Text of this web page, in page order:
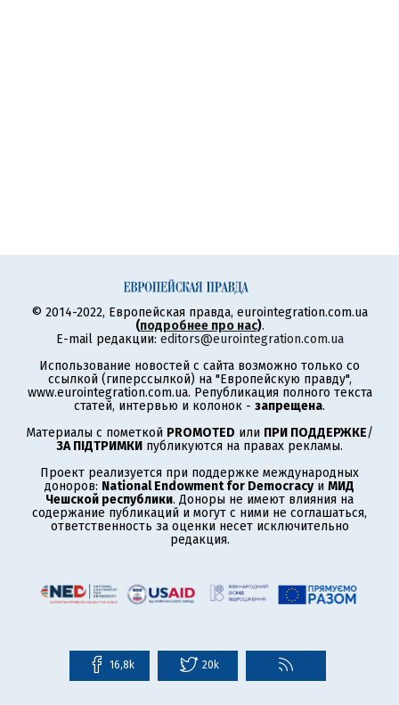
© 2014-2022, Европейская правда, eurointegration.com.ua
(подробнее про нас).
E-mail редакции: editors@eurointegration.com.ua
Использование новостей с сайта возможно только со
ссылкой (гиперссылкой) на "Европейскую правду",
www.eurointegration.com.ua. Републикация полного текста
статей, интервью и колонок - запрещена.
Материалы с пометкой PROMOTED или ПРИ ПОДДЕРЖКЕ/
ЗА ПІДТРИМКИ публикуются на правах рекламы.
Проект реализуется при поддержке международных
доноров: National Endowment for Democracyи МИД
Чешской республики. Доноры не имеют влияния на
содержание публикаций и могут с ними не соглашаться,
ответственность за оценки несет исключительно
редакция.
16,8k 20k